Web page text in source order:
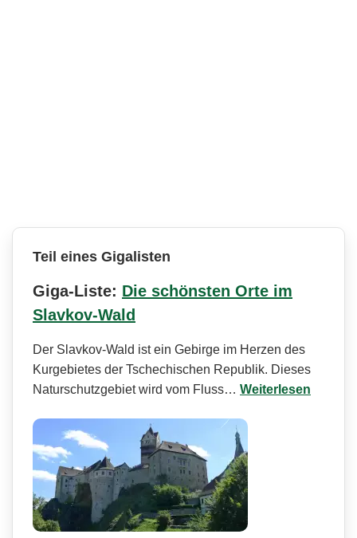
Teil eines Gigalisten
Giga-Liste: Die schönsten Orte im
Slavkov-Wald
Der Slavkov-Wald ist ein Gebirge im Herzen des
Kurgebietes der Tschechischen Republik. Dieses
Naturschutzgebiet wird vom Fluss… Weiterlesen